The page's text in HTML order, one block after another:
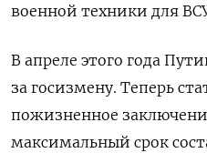
военной техники для
В апреле этого года
за госизмену. Теперь
пожизненное
максимальный срок